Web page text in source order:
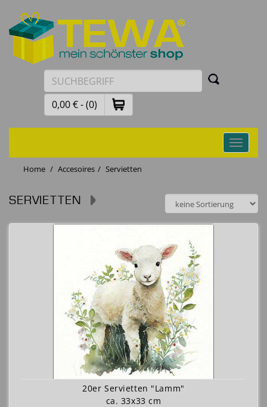
0,00 € - (0)
Toggle
Home
Accesoires Servietten
SERVIETTEN
20er Servietten "Lamm"
ca. 33x33 cm